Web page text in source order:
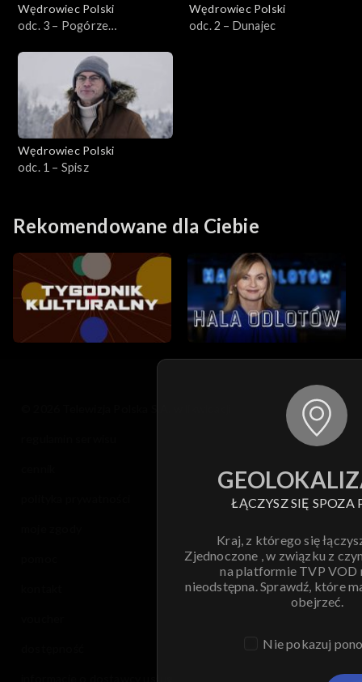
Wędrowiec Polski
odc. 3 – Pogórze
Wędrowiec Polski
odc. 2 – Dunajec
Wędrowiec Polski
odc. 1 – Spisz
Rekomendowane dla Ciebie
ŁĄCZYSZ SIĘ SPOZA
Kraj, z którego się
Zjednoczone , w związku z
na platformie TVP VOD
nieodstępna. Sprawdź, które
obejrzeć.
Nie pokazuj